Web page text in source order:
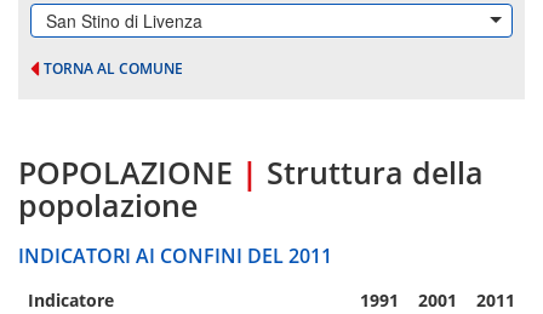
San Stino di Livenza
TORNA AL COMUNE
POPOLAZIONE | Struttura della
popolazione
INDICATORI AI CONFINI DEL 2011
Indicatore 1991 2001 2011